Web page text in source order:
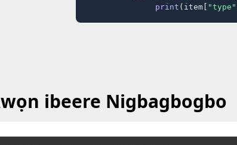
print (item[ "type"
ibeere Nigbagbogbo